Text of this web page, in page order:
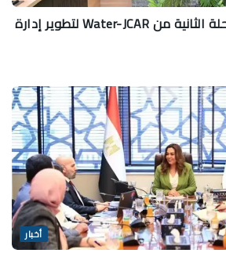
وزير الري: إطلاق المرحلة الثانية من Water-JCAR لتطوير إدارة
أخبار